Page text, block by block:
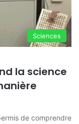
Sciences
la science
de comprendre